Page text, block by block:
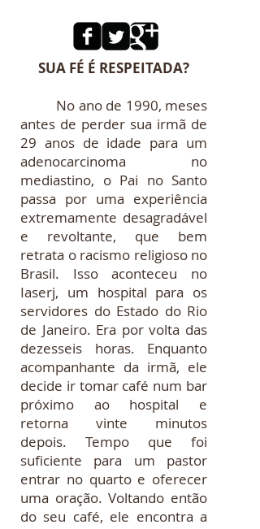
SUA FÉ É RESPEITADA?
No ano de 1990, meses
antes de perder sua irmã de
29 anos de idade para um
adenocarcinoma no
mediastino, o Pai no Santo
passa por uma experiência
extremamente desagradável
e revoltante, que bem
retrata o racismo religioso no
Brasil. Isso aconteceu no
Iaserj, um hospital para os
servidores do Estado do Rio
de Janeiro. Era por volta das
dezesseis horas. Enquanto
acompanhante da irmã, ele
decide ir tomar café num bar
próximo ao hospital e
retorna vinte minutos
depois. Tempo que foi
suficiente para um pastor
entrar no quarto e oferecer